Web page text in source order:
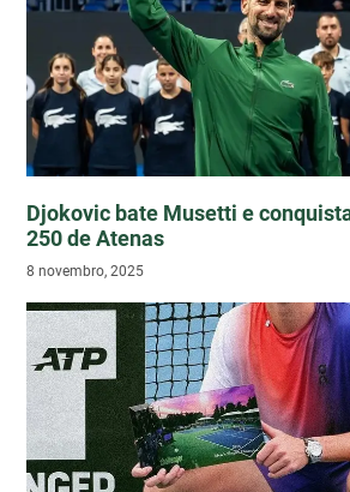
Djokovic bate Musetti e
250 de Atenas
8 novembro, 2025